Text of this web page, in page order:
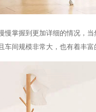
慢掌握到更加详细的情况，
间规模非常大，也有着丰富